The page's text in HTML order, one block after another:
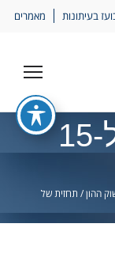
בעיתונות מאמרים
תחזית של תטא ל-15
ההון/ תחזית של